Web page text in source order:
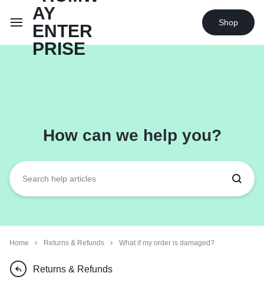
Shop
How can we help you?
Home Returns & Refunds What if my order is damaged?
Returns & Refunds